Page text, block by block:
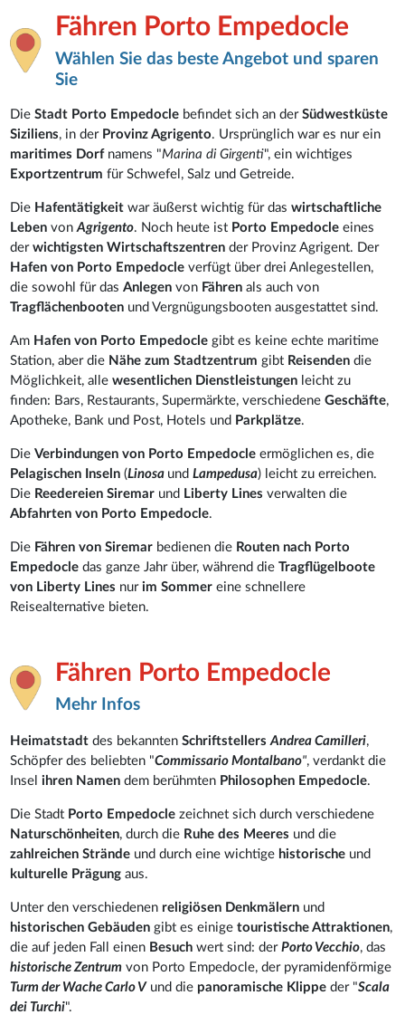
Fähren Porto Empedocle
Wählen Sie das beste Angebot und sparen
Sie
DieStadt Porto Empedocle befindet sich an derSüdwestküste
Siziliens, in der Provinz Agrigento. Ursprünglich war es nur ein
maritimes Dorfnamens "Marina di Girgenti", ein wichtiges
Exportzentrumfür Schwefel, Salz und Getreide.
Die Hafentätigkeitwar äußerst wichtig für daswirtschaftliche
Leben vonAgrigento. Noch heute ist Porto Empedocle eines
derwichtigsten Wirtschaftszentrender Provinz Agrigent. Der
Hafen von Porto Empedocleverfügt über drei Anlegestellen,
die sowohl für dasAnlegenvon Fährenals auch von
Tragflächenbooten und Vergnügungsbooten ausgestattet sind.
Am Hafen von Porto Empedocle gibt es keine echte maritime
Station, aber die Nähe zum Stadtzentrum gibt Reisendendie
Möglichkeit, allewesentlichen Dienstleistungen leicht zu
finden: Bars, Restaurants, Supermärkte, verschiedeneGeschäfte,
Apotheke, Bank und Post, Hotels und Parkplätze.
DieVerbindungen von Porto Empedocle ermöglichen es, die
Pelagischen Inseln(Linosa undLampedusa) leicht zu erreichen.
Die Reedereien Siremar und Liberty Lines verwalten die
Abfahrten von Porto Empedocle.
Die Fähren von Siremar bedienen die Routen nach Porto
Empedocle das ganze Jahr über, während dieTragflügelboote
von Liberty Lines nurim Sommer eine schnellere
Reisealternative bieten.
Fähren Porto Empedocle
Mehr Infos
Heimatstadtdes bekanntenSchriftstellersAndrea Camilleri,
Schöpfer des beliebten "Commissario Montalbano", verdankt die
Inselihren Namen dem berühmten Philosophen Empedocle.
Die Stadt Porto Empedocle zeichnet sich durch verschiedene
Naturschönheiten, durch die Ruhe des Meeres und die
zahlreichen Strände und durch eine wichtige historische und
kulturelle Prägungaus.
Unter den verschiedenen religiösen Denkmälern und
historischen Gebäudengibt es einigetouristische Attraktionen,
die auf jeden Fall einen Besuchwert sind: derPorto Vecchio, das
historische Zentrum von Porto Empedocle, der pyramidenförmige
Turm der Wache Carlo V und die panoramische Klippe der "Scala
dei Turchi".